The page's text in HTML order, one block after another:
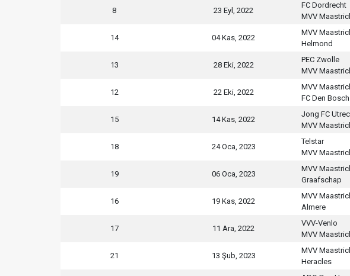
8 23 Eyl, 2022
FC Dordrecht
MVV
14 04 Kas, 2022
MVV
Helmond
13 28 Eki, 2022
PEC Zwolle
MVV
12 22 Eki, 2022
MVV
FC Den Bosch
15 14 Kas, 2022
Jong FC
MVV
18 24 Oca, 2023
Telstar
MVV
19 06 Oca, 2023
MVV
Graafschap
16 19 Kas, 2022
MVV
Almere
17 11 Ara, 2022
VVV-Venlo
MVV
21 13 Şub, 2023
MVV
Heracles